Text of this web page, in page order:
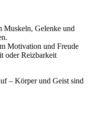
Muskeln, Gelenke und
Motivation und Freude
oder Reizbarkeit
– Körper und Geist sind